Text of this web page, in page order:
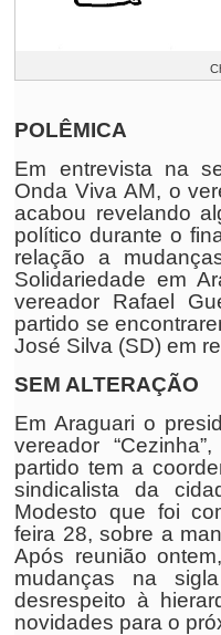
POLÊMICA
Em entrevista na
Onda Viva AM, o
acabou revelando
político durante o
relação a
Solidariedade em
vereador Rafael
partido se
José Silva (SD) em
SEM ALTERAÇÃO
Em Araguari o
vereador
partido tem a
sindicalista da
Modesto que foi
feira 28, sobre a
Após reunião
mudanças na
desrespeito à
novidades para o